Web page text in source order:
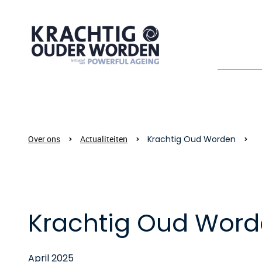
Over ons Actualiteiten Krachtig Oud Worden
Krachtig Oud
April 2025